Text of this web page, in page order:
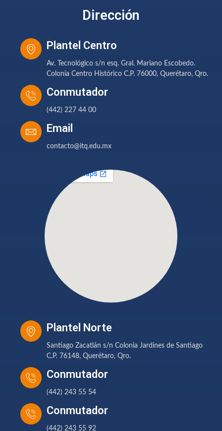
Dirección
Plantel Centro
Av. Tecnológico s/n esq. Gral. Mariano Escobedo.
Colonia Centro Histórico C.P. 76000, Querétaro, Qro.
Conmutador
(442) 227 44 00
Email
contacto@itq.edu.mx
Plantel Norte
Santiago Zacatlán s/n Colonia Jardines de Santiago
C.P. 76148, Querétaro, Qro.
Conmutador
(442) 243 55 54
Conmutador
(442) 243 55 92